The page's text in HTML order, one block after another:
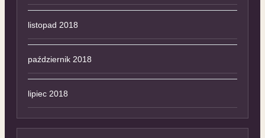
listopad 2018
październik 2018
lipiec 2018